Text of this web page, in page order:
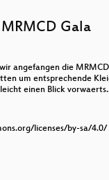
Gala
angefangen die
um entsprechende
einen Blick
licenses/by-sa/4.0/